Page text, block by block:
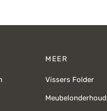
MEER
Vissers Folder
Meubelonderhoud